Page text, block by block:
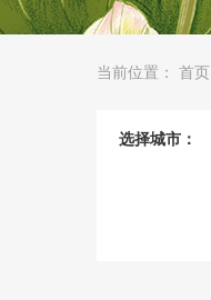
当前位置： 首页
选择城市：